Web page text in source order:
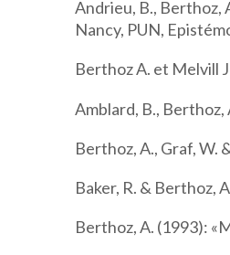
Andrieu, B., Berthoz,
Nancy, PUN,
Berthoz A. et Melvill
Amblard, B., Berthoz,
Berthoz, A., Graf, W.
Baker, R. & Berthoz,
Berthoz, A. (1993):